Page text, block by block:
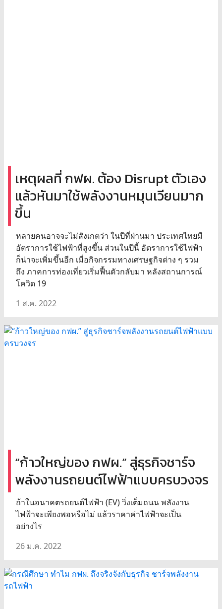
เหตุผลที่ กฟผ. ต้อง Disrupt ตัวเอง
แล้วหันมาใช้พลังงานหมุนเวียนมาก
ขึ้น
หลายคนอาจจะไม่สังเกตว่า ในปีที่ผ่านมา ประเทศไทยมี
อัตราการใช้ไฟฟ้าที่สูงขึ้น ส่วนในปีนี้ อัตราการใช้ไฟฟ้า
ก็น่าจะเพิ่มขึ้นอีก เมื่อกิจกรรมทางเศรษฐกิจต่าง ๆ รวม
ถึง ภาคการท่องเที่ยวเริ่มฟื้นตัวกลับมา หลังสถานการณ์
โควิด 19
1 ส.ค. 2022
“ก้าวใหญ่ของ กฟผ.” สู่ธุรกิจชาร์จ
พลังงานรถยนต์ไฟฟ้าแบบครบวงจร
ถ้าในอนาคตรถยนต์ไฟฟ้า (EV) วิ่งเต็มถนน พลังงาน
ไฟฟ้าจะเพียงพอหรือไม่ แล้วราคาค่าไฟฟ้าจะเป็น
อย่างไร
26 ม.ค. 2022